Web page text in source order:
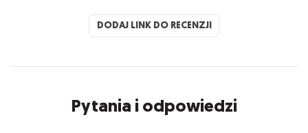
DODAJ LINK DO RECENZJI
Pytania i odpowiedzi